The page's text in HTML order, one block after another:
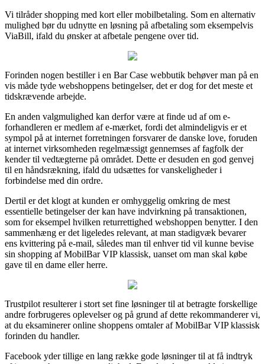
Vi tilråder shopping med kort eller mobilbetaling. Som en alternativ
mulighed bør du udnytte en løsning på afbetaling som eksempelvis
ViaBill, ifald du ønsker at afbetale pengene over tid.
Forinden nogen bestiller i en Bar Case webbutik behøver man på en
vis måde tyde webshoppens betingelser, det er dog for det meste et
tidskrævende arbejde.
En anden valgmulighed kan derfor være at finde ud af om e-
forhandleren er medlem af e-mærket, fordi det almindeligvis er et
sympol på at internet forretningen forsvarer de danske love, foruden
at internet virksomheden regelmæssigt gennemses af fagfolk der
kender til vedtægterne på området. Dette er desuden en god genvej
til en håndsrækning, ifald du udsættes for vanskeligheder i
forbindelse med din ordre.
Dertil er det klogt at kunden er omhyggelig omkring de mest
essentielle betingelser der kan have indvirkning på transaktionen,
som for eksempel hvilken returrettighed webshoppen benytter. I den
sammenhæng er det ligeledes relevant, at man stadigvæk bevarer
ens kvittering på e-mail, således man til enhver tid vil kunne bevise
sin shopping af MobilBar VIP klassisk, uanset om man skal købe
gave til en dame eller herre.
Trustpilot resulterer i stort set fine løsninger til at betragte forskellige
andre forbrugeres oplevelser og på grund af dette rekommanderer vi,
at du eksaminerer online shoppens omtaler af MobilBar VIP klassisk
forinden du handler.
Facebook yder tillige en lang række gode løsninger til at få indtryk